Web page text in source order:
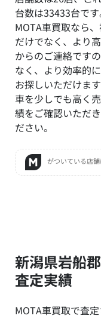
台数は33433台です
MOTA車買取なら
だけでなく、より
からのご連絡です
なく、より効率的
お探しいただけます
車を少しでも高く
績をご確認いただ
ださい。
がついている店舗
新潟県岩船
査定実績
MOTA車買取で査